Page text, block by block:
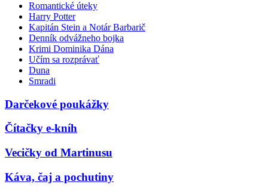
Romantické úteky
Harry Potter
Kapitán Stein a Notár Barbarič
Denník odvážneho bojka
Krimi Dominika Dána
Učím sa rozprávať
Duna
Smradi
Darčekové poukážky
Čítačky e-kníh
Vecičky od Martinusu
Káva, čaj a pochutiny